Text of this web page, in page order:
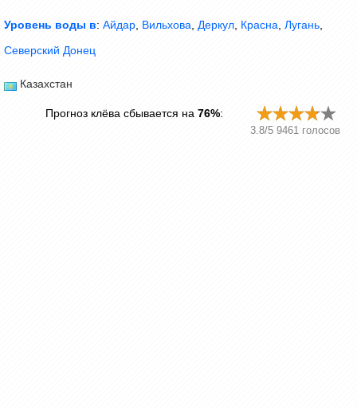
Уровень воды в: Айдар Вильхова Деркул Красна Лугань
Северский Донец
Казахстан
Прогноз клёва сбывается на 76%:
3.8/5 9461 голосов